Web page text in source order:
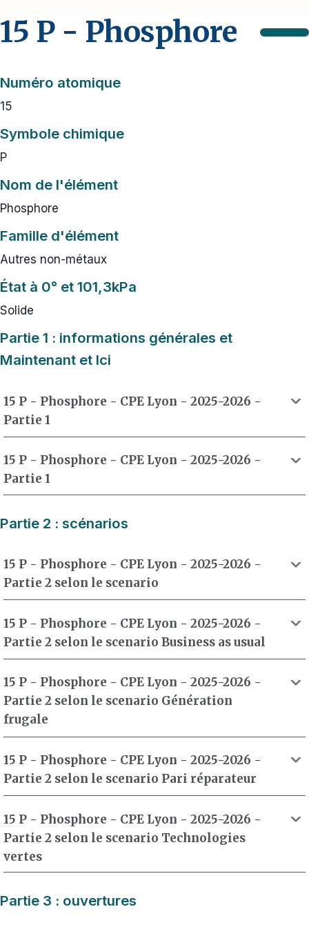
15 P - Phosphore
Numéro atomique
15
Symbole chimique
P
Nom de l'élément
Phosphore
Famille d'élément
Autres non-métaux
État à 0° et 101,3kPa
Solide
Partie 1 : informations générales et
Maintenant et Ici
15 P - Phosphore - CPE Lyon - 2025-2026 -
Partie 1
15 P - Phosphore - CPE Lyon - 2025-2026 -
Partie 1
Partie 2 : scénarios
15 P - Phosphore - CPE Lyon - 2025-2026 -
Partie 2 selon le scenario
15 P - Phosphore - CPE Lyon - 2025-2026 -
Partie 2 selon le scenario Business as usual
15 P - Phosphore - CPE Lyon - 2025-2026 -
Partie 2 selon le scenario Génération
frugale
15 P - Phosphore - CPE Lyon - 2025-2026 -
Partie 2 selon le scenario Pari réparateur
15 P - Phosphore - CPE Lyon - 2025-2026 -
Partie 2 selon le scenario Technologies
vertes
Partie 3 : ouvertures